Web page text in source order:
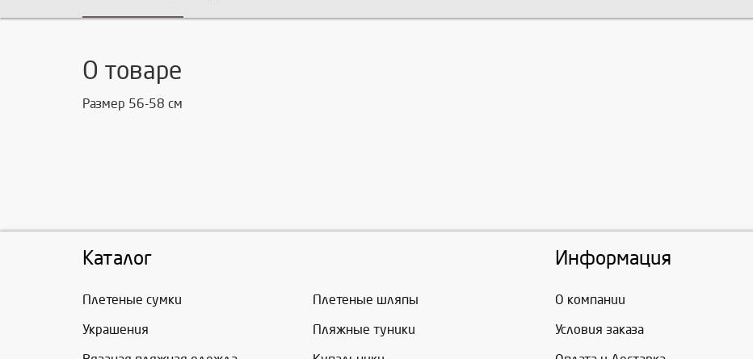
О товаре
Размер 56-58 см
Каталог
Плетеные сумки Плетеные шляпы
Украшения Пляжные туники
Информация
О компании
Условия заказа